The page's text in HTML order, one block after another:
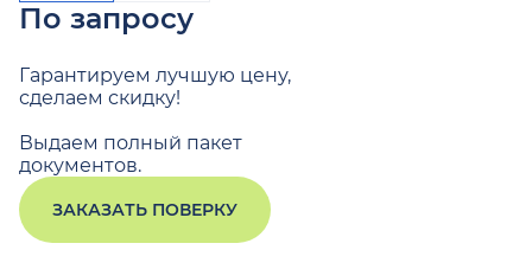
По запросу
Гарантируем лучшую цену,
сделаем скидку!
Выдаем полный пакет
документов.
ЗАКАЗАТЬ ПОВЕРКУ